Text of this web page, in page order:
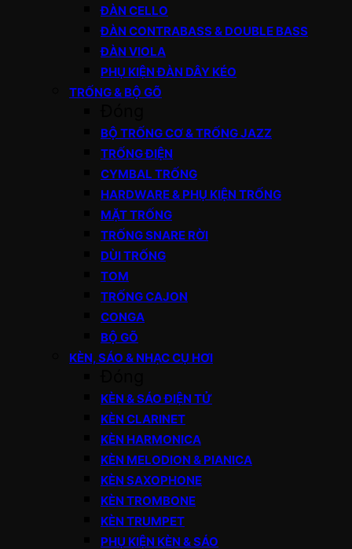
ĐÀN CELLO
ĐÀN CONTRABASS & DOUBLE BASS
ĐÀN VIOLA
PHỤ KIỆN ĐÀN DÂY KÉO
TRỐNG & BỘ GÕ
BỘ TRỐNG CƠ & TRỐNG JAZZ
TRỐNG ĐIỆN
CYMBAL TRỐNG
HARDWARE & PHỤ KIỆN TRỐNG
MẶT TRỐNG
TRỐNG SNARE RỜI
DÙI TRỐNG
TOM
TRỐNG CAJON
CONGA
BỘ GÕ
KÈN, SÁO & NHẠC CỤ HƠI
KÈN & SÁO ĐIỆN TỬ
KÈN CLARINET
KÈN HARMONICA
KÈN MELODION & PIANICA
KÈN SAXOPHONE
KÈN TROMBONE
KÈN TRUMPET
PHỤ KIỆN KÈN & SÁO